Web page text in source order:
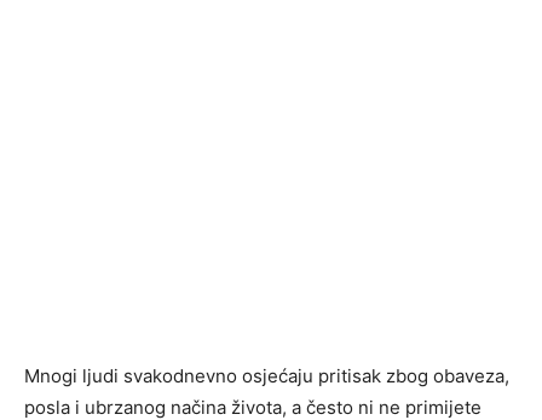
Mnogi ljudi svakodnevno osjećaju pritisak zbog obaveza,
posla i ubrzanog načina života, a često ni ne primijete